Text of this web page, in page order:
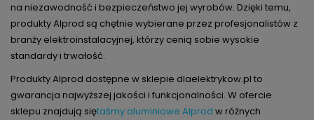
na niezawodność i bezpieczeństwo jej wyrobów. Dzięki temu,
produkty Alprod są chętnie wybierane przez profesjonalistów z
branży elektroinstalacyjnej, którzy cenią sobie wysokie
standardy i trwałość.
Produkty Alprod dostępne w sklepie dlaelektrykow.pl to
gwarancja najwyższej jakości i funkcjonalności. W ofercie
sklepu znajdują siętaśmy aluminiowe Alprod w różnych